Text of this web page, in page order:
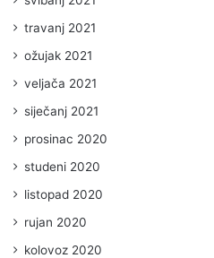
travanj 2021
ožujak 2021
veljača 2021
siječanj 2021
prosinac 2020
studeni 2020
listopad 2020
rujan 2020
kolovoz 2020